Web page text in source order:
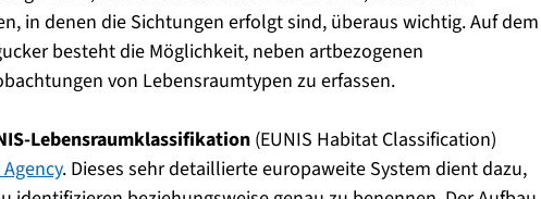
in denen die Sichtungen erfolgt sind, überaus wichtig. Auf dem
besteht die Möglichkeit, neben artbezogenen
von Lebensraumtypen zu erfassen.
Lebensraumklassifikation (EUNIS Habitat Classification)
. Dieses sehr detaillierte europaweite System dient dazu,